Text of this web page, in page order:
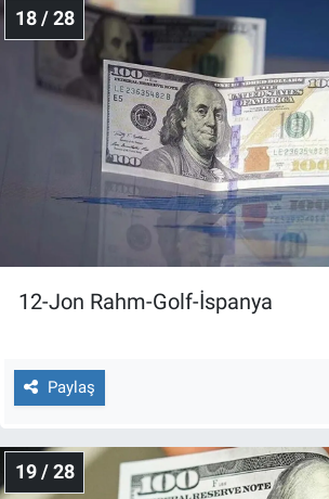
18 / 28
12-Jon Rahm-Golf-İspanya
Paylaş
19 / 28